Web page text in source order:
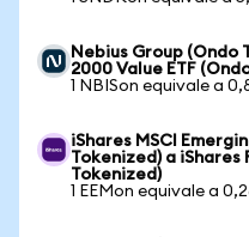
Nebius Group (Ondo
2000 Value ETF
1 NBISon equivale a
iShares MSCI
Tokenized) a iShares
Tokenized)
1 EEMon equivale a